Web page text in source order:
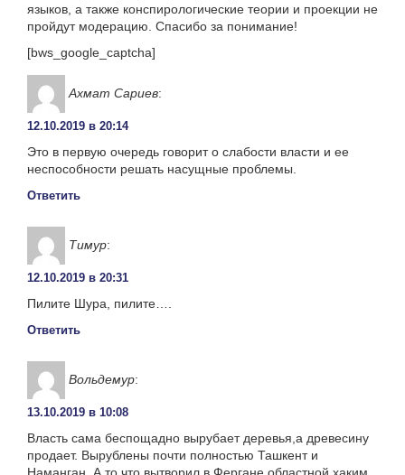
языков, а также конспирологические теории и проекции не
пройдут модерацию. Спасибо за понимание!
[bws_google_captcha]
Ахмат Сариев:
12.10.2019 в 20:14
Это в первую очередь говорит о слабости власти и ее
неспособности решать насущные проблемы.
Ответить
Тимур:
12.10.2019 в 20:31
Пилите Шура, пилите….
Ответить
Вольдемур:
13.10.2019 в 10:08
Власть сама беспощадно вырубает деревья,а древесину
продает. Вырублены почти полностью Ташкент и
Наманган. А то,что вытворил в Фергане областной хаким